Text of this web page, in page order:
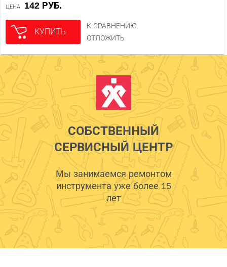
ЦЕНА 142 РУБ.
КУПИТЬ
К СРАВНЕНИЮ
ОТЛОЖИТЬ
СОБСТВЕННЫЙ
СЕРВИСНЫЙ ЦЕНТР
Мы занимаемся ремонтом
инструмента уже более 15
лет